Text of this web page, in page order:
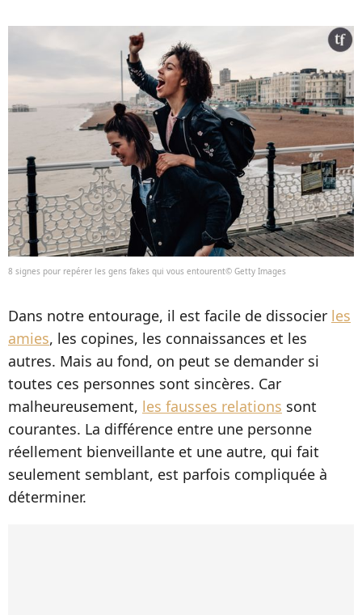
8 signes pour repérer les gens fakes qui vous entourent© Getty Images
Dans notre entourage, il est facile de dissocier les
amies, les copines, les connaissances et les
autres. Mais au fond, on peut se demander si
toutes ces personnes sont sincères. Car
malheureusement, les fausses relations sont
courantes. La différence entre une personne
réellement bienveillante et une autre, qui fait
seulement semblant, est parfois compliquée à
déterminer.